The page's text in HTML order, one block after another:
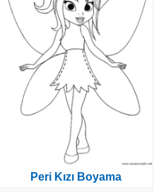
Peri Kızı Boyama